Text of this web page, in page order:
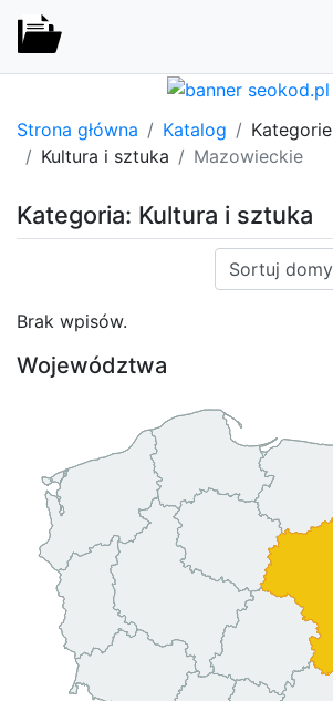
Strona główna Katalog
Kategorie
Kultura i sztuka
Mazowieckie
Kategoria: Kultura i sztuka
Sortuj:
Brak wpisów.
Województwa